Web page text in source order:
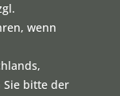
wenn
Sie bitte der